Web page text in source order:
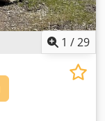
1 /29